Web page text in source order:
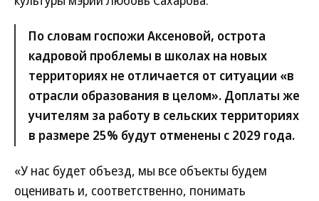
По словам госпожи Аксеновой, острота
кадровой проблемы в школах на новых
территориях не отличается от ситуации «в
отрасли образования в целом». Доплаты же
учителям за работу в сельских территориях
в размере 25% будут отменены с 2029 года.
«У нас будет объезд, мы все объекты будем
оценивать и, соответственно, понимать